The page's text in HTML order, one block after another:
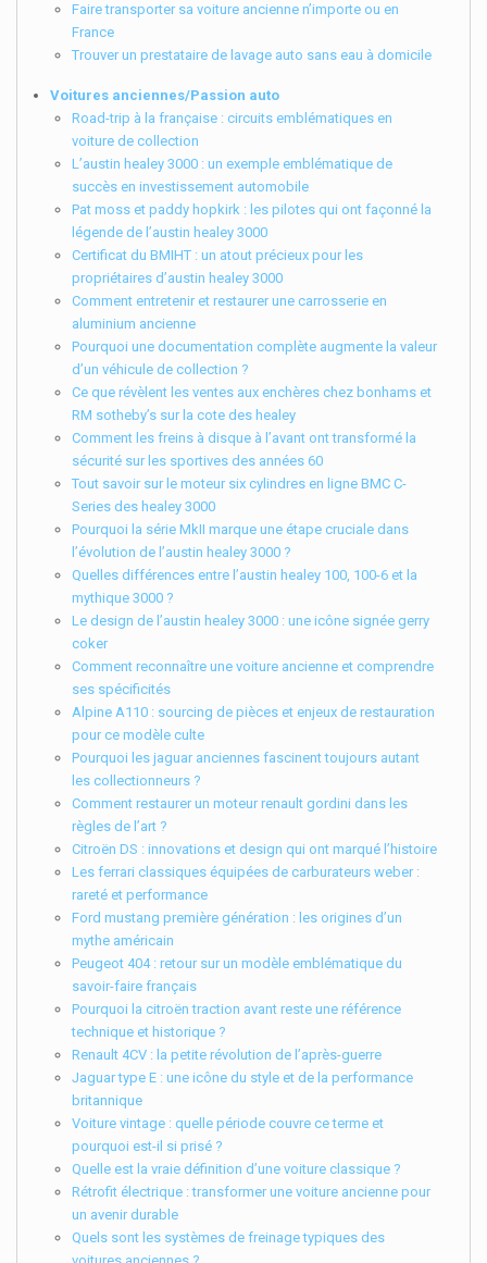
Faire transporter sa voiture ancienne n’importe ou en
France
Trouver un prestataire de lavage auto sans eau à domicile
Voitures anciennes/Passion auto
Road-trip à la française : circuits emblématiques en
voiture de collection
L’austin healey 3000 : un exemple emblématique de
succès en investissement automobile
Pat moss et paddy hopkirk : les pilotes qui ont façonné la
légende de l’austin healey 3000
Certificat du BMIHT : un atout précieux pour les
propriétaires d’austin healey 3000
Comment entretenir et restaurer une carrosserie en
aluminium ancienne
Pourquoi une documentation complète augmente la valeur
d’un véhicule de collection ?
Ce que révèlent les ventes aux enchères chez bonhams et
RM sotheby’s sur la cote des healey
Comment les freins à disque à l’avant ont transformé la
sécurité sur les sportives des années 60
Tout savoir sur le moteur six cylindres en ligne BMC C-
Series des healey 3000
Pourquoi la série MkII marque une étape cruciale dans
l’évolution de l’austin healey 3000 ?
Quelles différences entre l’austin healey 100, 100-6 et la
mythique 3000 ?
Le design de l’austin healey 3000 : une icône signée gerry
coker
Comment reconnaître une voiture ancienne et comprendre
ses spécificités
Alpine A110 : sourcing de pièces et enjeux de restauration
pour ce modèle culte
Pourquoi les jaguar anciennes fascinent toujours autant
les collectionneurs ?
Comment restaurer un moteur renault gordini dans les
règles de l’art ?
Citroën DS : innovations et design qui ont marqué l’histoire
Les ferrari classiques équipées de carburateurs weber :
rareté et performance
Ford mustang première génération : les origines d’un
mythe américain
Peugeot 404 : retour sur un modèle emblématique du
savoir-faire français
Pourquoi la citroën traction avant reste une référence
technique et historique ?
Renault 4CV : la petite révolution de l’après-guerre
Jaguar type E : une icône du style et de la performance
britannique
Voiture vintage : quelle période couvre ce terme et
pourquoi est-il si prisé ?
Quelle est la vraie définition d’une voiture classique ?
Rétrofit électrique : transformer une voiture ancienne pour
un avenir durable
Quels sont les systèmes de freinage typiques des